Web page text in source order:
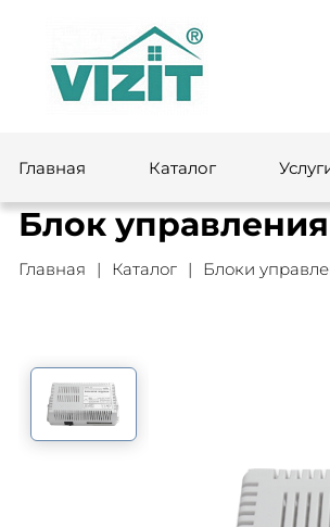
Главная Каталог
Блок
Главная Каталог Блоки